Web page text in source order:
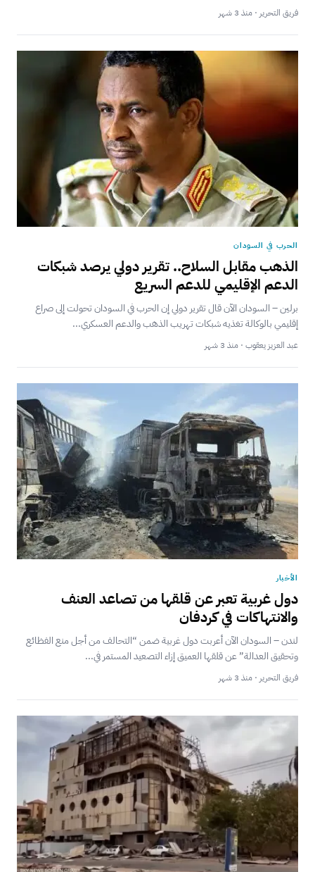
فريق التحرير · منذ 3 شهر
الحرب في السودان
الذهب مقابل السلاح.. تقرير دولي يرصد شبكات
الدعم الإقليمي للدعم السريع
برلين – السودان الآن قال تقرير دولي إن الحرب في السودان تحولت إلى صراع
إقليمي بالوكالة تغذيه شبكات تهريب الذهب والدعم العسكري...
عبد العزيز يعقوب · منذ 3 شهر
الأخبار
دول غربية تعبر عن قلقها من تصاعد العنف
والانتهاكات في كردفان
لندن – السودان الآن أعربت دول غربية ضمن “التحالف من أجل منع الفظائع
وتحقيق العدالة” عن قلقها العميق إزاء التصعيد المستمر في...
فريق التحرير · منذ 3 شهر